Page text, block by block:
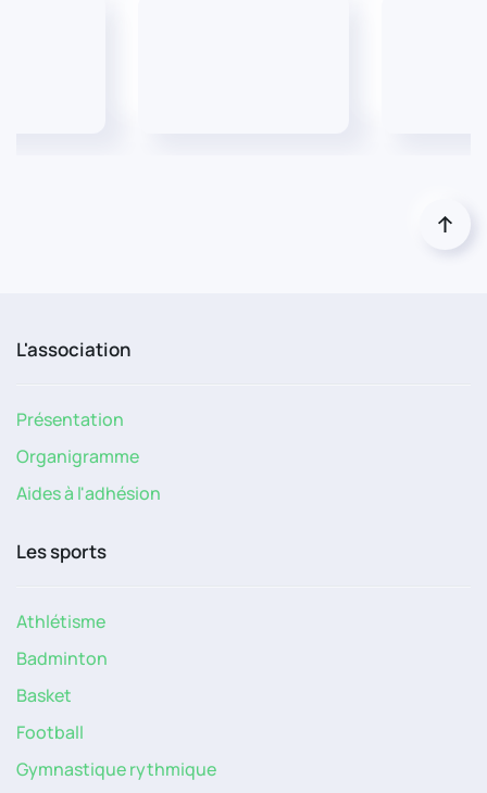
L'association
Présentation
Organigramme
Aides à l'adhésion
Les sports
Athlétisme
Badminton
Basket
Football
Gymnastique rythmique